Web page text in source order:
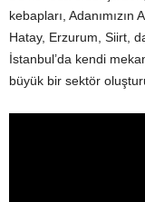
kebapları, Adanımızın
Hatay, Erzurum, Siirt,
İstanbul’da kendi
büyük bir sektör